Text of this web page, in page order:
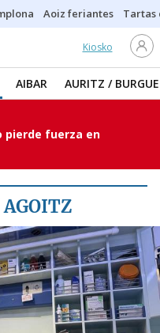
Aoiz feriantes Tartas
Kiosko
AIBAR AURITZ /
pierde fuerza en